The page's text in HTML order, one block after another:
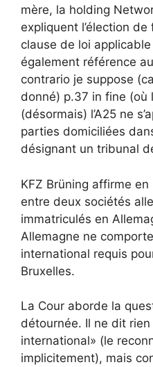
mère, la holding
expliquent l’élection
clause de loi
également référence
contrario je suppose
donné) p.37 in fine
(désormais) l’A25 ne
parties domiciliées
désignant un tribunal
KFZ Brüning affirme
entre deux sociétés
immatriculés en
Allemagne ne
international requis
Bruxelles.
La Cour aborde la
détournée. Il ne dit
international» (le
implicitement), mais